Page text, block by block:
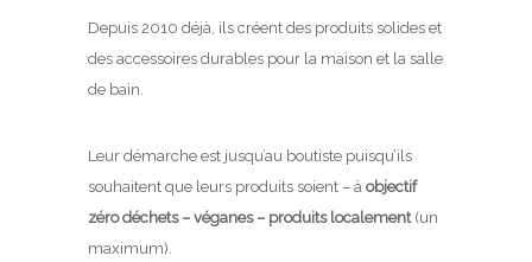
Depuis 2010 déjà, ils créent des produits solides et
des accessoires durables pour la maison et la salle
de bain.
Leur démarche est jusqu’au boutiste puisqu’ils
souhaitent que leurs produits soient – à objectif
zéro déchets – véganes – produits localement(un
maximum).